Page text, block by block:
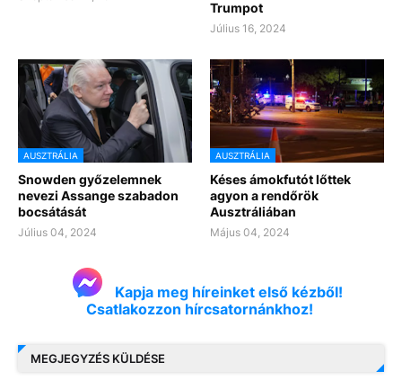
Trumpot
Július 16, 2024
AUSZTRÁLIA
Snowden győzelemnek
nevezi Assange szabadon
bocsátását
Július 04, 2024
AUSZTRÁLIA
Késes ámokfutót lőttek
agyon a rendőrök
Ausztráliában
Május 04, 2024
Kapja meg híreinket első kézből!
Csatlakozzon hírcsatornánkhoz!
MEGJEGYZÉS KÜLDÉSE